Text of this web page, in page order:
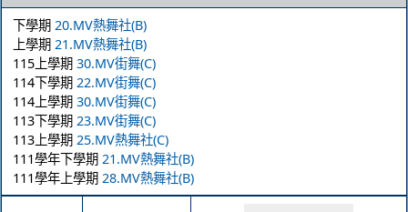
下學期 20.MV熱舞社(B)
上學期 21.MV熱舞社(B)
115上學期 30.MV街舞(C)
114下學期 22.MV街舞(C)
114上學期 30.MV街舞(C)
113下學期 23.MV街舞(C)
113上學期 25.MV熱舞社(C)
111學年下學期 21.MV熱舞社(B)
111學年上學期 28.MV熱舞社(B)